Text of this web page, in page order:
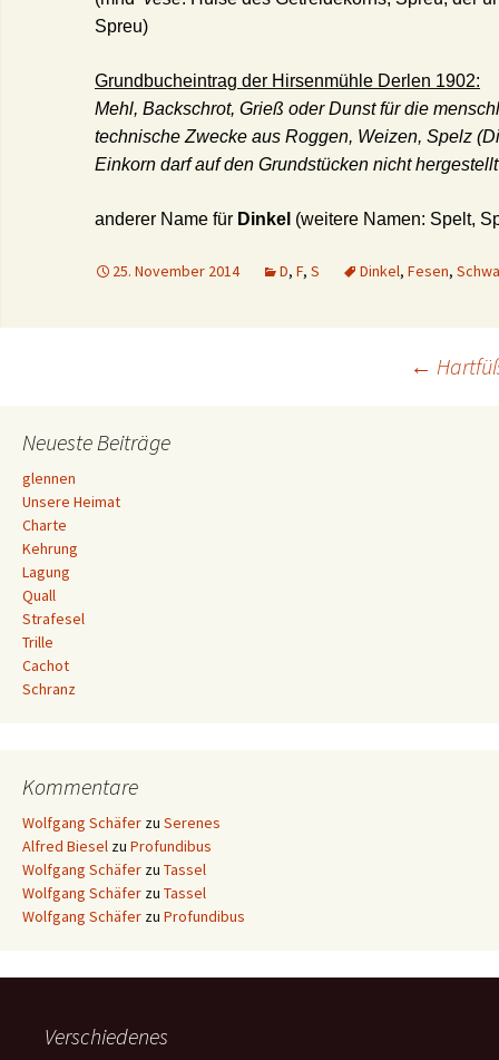
Spreu)
Grundbucheintrag der Hirsenmühle Derlen 1902:
Mehl, Backschrot, Grieß oder Dunst für die
technische Zwecke aus Roggen, Weizen, Spelz
Einkorn darf auf den Grundstücken nicht
anderer Name für Dinkel (weitere Namen: Spelt,
25. November 2014 D, F, S Dinkel, Fesen,
Navigation
←
Neueste Beiträge
glennen
Unsere Heimat
Charte
Kehrung
Lagung
Quall
Strafesel
Trille
Cachot
Schranz
Kommentare
Wolfgang Schäfer zu Serenes
Alfred Biesel zu Profundibus
Wolfgang Schäfer zu Tassel
Wolfgang Schäfer zu Tassel
Wolfgang Schäfer zu Profundibus
Verschiedenes